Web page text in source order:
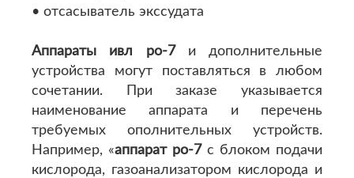
• отсасыватель экссудата
Аппараты ивл ро-7и дополнительные
устройства могут поставляться в любом
сочетании. При заказе указывается
наименование аппарата и перечень
требуемых ополнительных устройств.
Например, «аппарат ро-7с блоком подачи
кислорода, газоанализатором кислорода и